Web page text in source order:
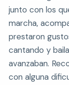
junto con los
marcha,
prestaron
cantando y
avanzaban.
con alguna